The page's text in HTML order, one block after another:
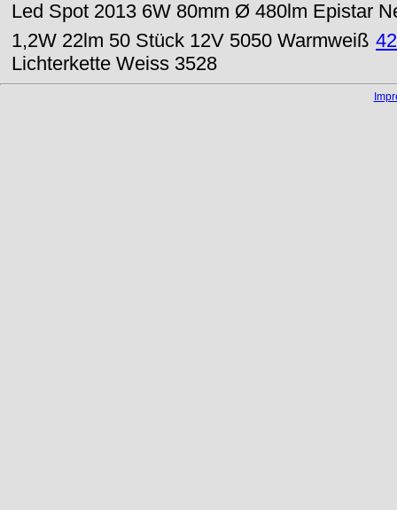
Led Spot 2013 6W 80mm Ø 480lm Epistar
1,2W 22lm 50 Stück 12V 5050 Warmweiß
Lichterkette Weiss 3528